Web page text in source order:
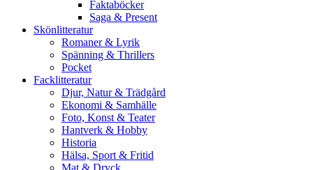
Faktaböcker
Saga & Present
Skönlitteratur
Romaner & Lyrik
Spänning & Thrillers
Pocket
Facklitteratur
Djur, Natur & Trädgård
Ekonomi & Samhälle
Foto, Konst & Teater
Hantverk & Hobby
Historia
Hälsa, Sport & Fritid
Mat & Dryck